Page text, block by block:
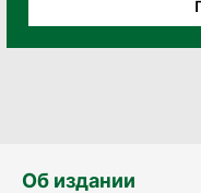
Об издании